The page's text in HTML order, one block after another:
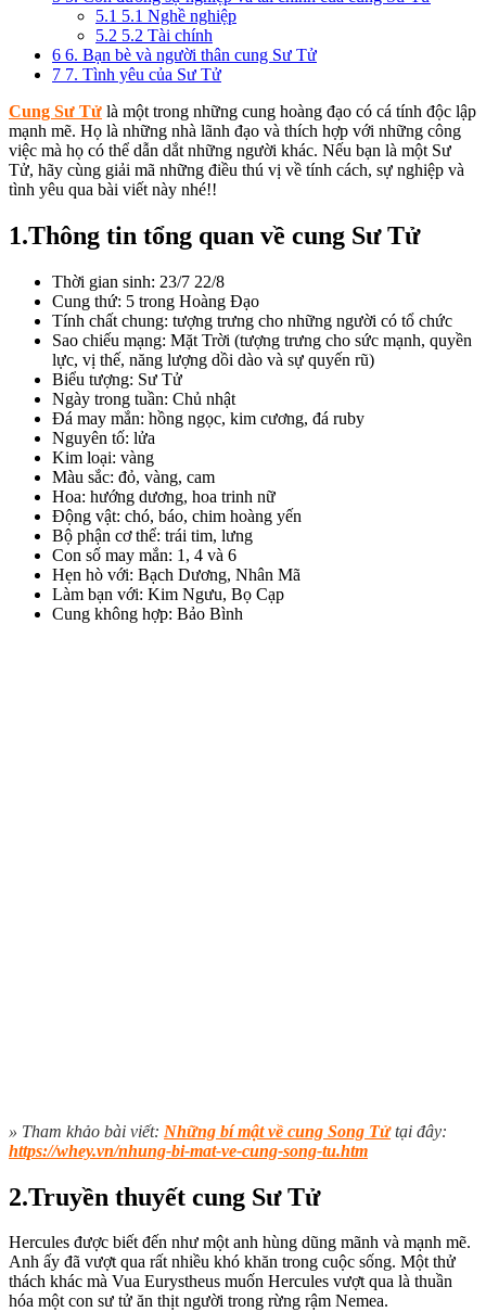
5.1 5.1 Nghề nghiệp
5.2 5.2 Tài chính
6 6. Bạn bè và người thân cung Sư Tử
7 7. Tình yêu của Sư Tử
Cung Sư Tử là một trong những cung hoàng đạo có cá tính độc lập
mạnh mẽ. Họ là những nhà lãnh đạo và thích hợp với những công
việc mà họ có thể dẫn dắt những người khác. Nếu bạn là một Sư
Tử, hãy cùng giải mã những điều thú vị về tính cách, sự nghiệp và
tình yêu qua bài viết này nhé!!
1.Thông tin tổng quan về cung Sư Tử
Thời gian sinh: 23/7 22/8
Cung thứ: 5 trong Hoàng Đạo
Tính chất chung: tượng trưng cho những người có tổ chức
Sao chiếu mạng: Mặt Trời (tượng trưng cho sức mạnh, quyền
lực, vị thế, năng lượng dồi dào và sự quyến rũ)
Biểu tượng: Sư Tử
Ngày trong tuần: Chủ nhật
Đá may mắn: hồng ngọc, kim cương, đá ruby
Nguyên tố: lửa
Kim loại: vàng
Màu sắc: đỏ, vàng, cam
Hoa: hướng dương, hoa trinh nữ
Động vật: chó, báo, chim hoàng yến
Bộ phận cơ thể: trái tim, lưng
Con số may mắn: 1, 4 và 6
Hẹn hò với: Bạch Dương, Nhân Mã
Làm bạn với: Kim Ngưu, Bọ Cạp
Cung không hợp: Bảo Bình
» Tham khảo bài viết: Những bí mật về cung Song Tửtại đây:
https://whey.vn/nhung-bi-mat-ve-cung-song-tu.htm
2.Truyền thuyết cung Sư Tử
Hercules được biết đến như một anh hùng dũng mãnh và mạnh mẽ.
Anh ấy đã vượt qua rất nhiều khó khăn trong cuộc sống. Một thử
thách khác mà Vua Eurystheus muốn Hercules vượt qua là thuần
hóa một con sư tử ăn thịt người trong rừng rậm Nemea.